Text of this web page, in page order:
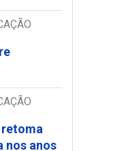
retoma
nos anos